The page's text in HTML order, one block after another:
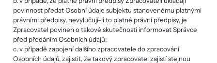
povinnost předat Osobní údaje subjektu stanovenému platnými
právními předpisy, nevylučují-li to platné právní předpisy, je
Zpracovatel povinen o takové skutečnosti informovat Správce
před předáním Osobních údajů;
c. v případě zapojení dalšího zpracovatele do zpracování
Osobních údajů, zajistit, že takový zpracovatel zajistí stejnou